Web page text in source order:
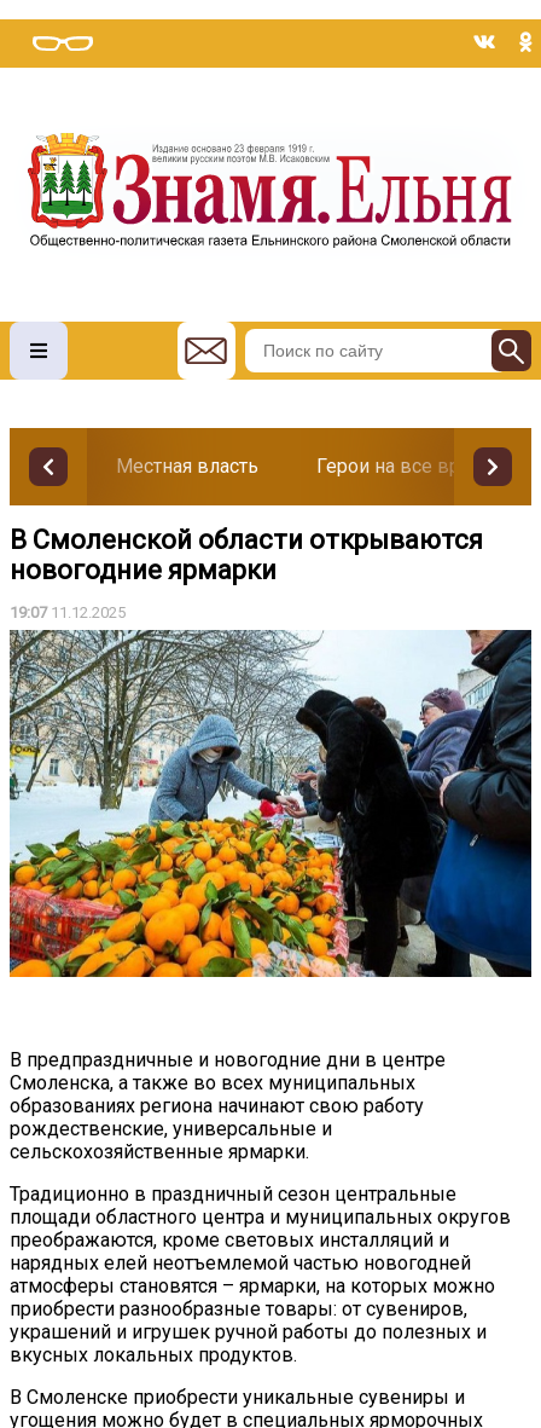
Местная власть Герои на все времена
В Смоленской области открываются
новогодние ярмарки
19:0711.12.2025
В предпраздничные и новогодние дни в центре
Смоленска, а также во всех муниципальных
образованиях региона начинают свою работу
рождественские, универсальные и
сельскохозяйственные ярмарки.
Традиционно в праздничный сезон центральные
площади областного центра и муниципальных округов
преображаются, кроме световых инсталляций и
нарядных елей неотъемлемой частью новогодней
атмосферы становятся – ярмарки, на которых можно
приобрести разнообразные товары: от сувениров,
украшений и игрушек ручной работы до полезных и
вкусных локальных продуктов.
В Смоленске приобрести уникальные сувениры и
угощения можно будет в специальных ярморочных